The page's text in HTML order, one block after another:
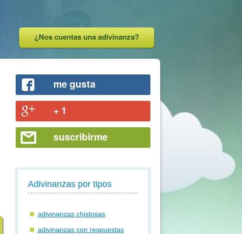
¿Nos cuentas una adivinanza?
me gusta
+ 1
suscribirme
Adivinanzas por tipos
adivinanzas chistosas
adivinanzas con respuestas